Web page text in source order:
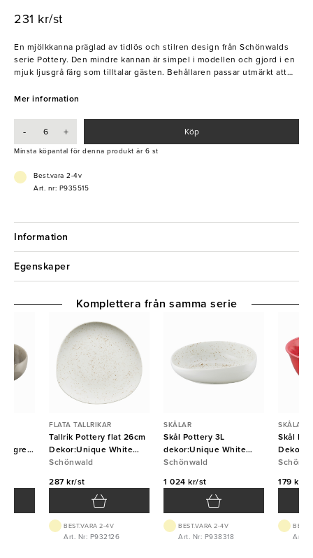
231 kr/st
En mjölkkanna präglad av tidlös och stilren design från Schönwalds
serie Pottery. Den mindre kannan är simpel i modellen och gjord i en
mjuk ljusgrå färg som tilltalar gästen. Behållaren passar utmärkt att
koppar. Denna minimalistiska kannan skapar en härlig känsla som alla
- Material: Porslin
- Tål diskmaskin
Mer information
- + Köp
Minsta köpantal för denna produkt är 6 st
Best.vara 2-4v
Art. nr: P935515
Information
Egenskaper
FLATA TALLRIKAR
Tallrik Pottery flat 26cm
Dekor:Unique White
Schönwald
Schönwald
287 kr/st
BEST.VARA 2-4V
Art. Nr: P932126
SKÅLAR
Skål Pottery 3L
dekor:Unique White
Schönwald
Schönwald
1 024 kr/st
BEST.VARA 2-4V
Art. Nr: P938318
SKÅLAR
Skål
179 kr/st
Art.
Komplettera från samma serie